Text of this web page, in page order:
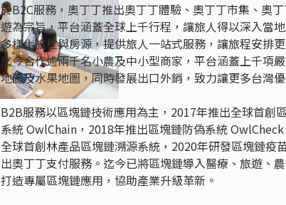
於B2C服務，奧丁丁推出奧丁丁體驗、奧丁丁市集、奧
遊為宗旨，平台涵蓋全球上千行程，讓旅人得以深入當
多樣化旅程與房源，提供旅人一站式服務，讓旅程安排
迄今合作逾兩千名小農及中小型商家，平台涵蓋上千項
地圖及水果地圖，同時發展出口外銷，致力讓更多台灣
B2B服務以區塊鏈技術應用為主，2017年推出全球首
系統 OwlChain，2018年推出區塊鏈防偽系統
全球首創林產品區塊鏈溯源系統，2020年研發區塊鏈疫
出奧丁丁支付服務。迄今已將區塊鏈導入醫療、旅遊、
打造專屬區塊鏈應用，協助產業升級革新。